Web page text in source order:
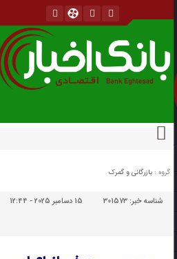
گروه : بازرگانی و گمرک
شناسه خبر:301573 15 دسامبر 2025 - 12:44